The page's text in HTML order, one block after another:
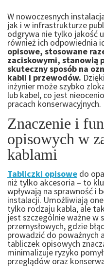
W nowoczesnych
jak i w infrastrukturze
odgrywa nie tylko jakość
również ich odpowiednia
opisowe, stosowane
zaciskowymi, stanowią
skuteczny sposób na
kabli i przewodów.
inżynier może szybko
lub kabel, co jest
pracach konserwacyjnych.
Znaczenie i
opisowych w
kablami
Tabliczki opisowe do
niż tylko akcesoria – to
wpływają na sprawność i
instalacji. Umożliwiają
tylko rodzaju kabla, ale
jest szczególnie ważne w
przemysłowych, gdzie
prowadzić do poważnych
tabliczek opisowych
minimalizuje ryzyko
przeglądów oraz